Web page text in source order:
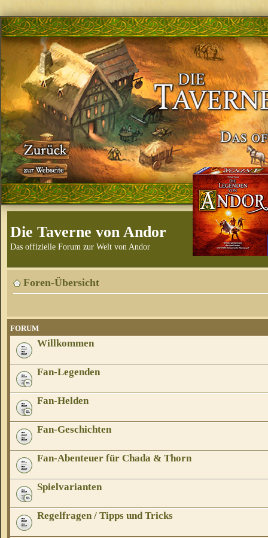
Die Taverne von Andor
Das offizielle Forum zur Welt von Andor
Foren-Übersicht
FORUM
Willkommen
Fan-Legenden
Fan-Helden
Fan-Geschichten
Fan-Abenteuer für Chada & Thorn
Spielvarianten
Regelfragen / Tipps und Tricks